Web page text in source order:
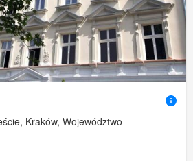
Kraków, Województwo